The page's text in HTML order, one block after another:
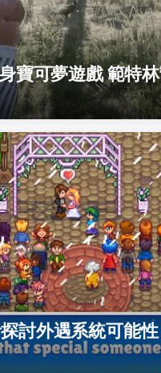
寶可夢遊戲 範特
討外遇系統可能